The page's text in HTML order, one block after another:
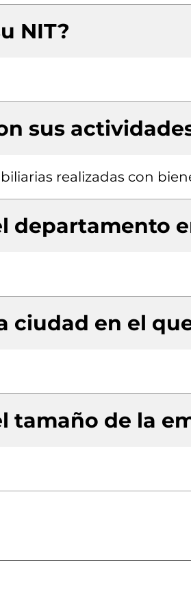
NIT?
sus
realizadas con
departamento
ciudad en el
tamaño de la